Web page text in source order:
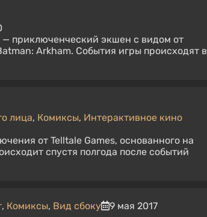
приключенческий экшен с видом от
Arkham. События игры происходят в
лица, Комиксы, Интерактивное кино
от Telltale Games, основанного на
спустя полгода после событий
, Комиксы, Вид сбоку
9 мая 2017